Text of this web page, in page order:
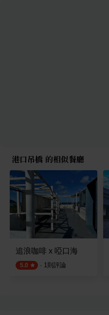
港口吊橋 的相似餐廳
追浪咖啡 x 啞口海
5.0 · 1則評論